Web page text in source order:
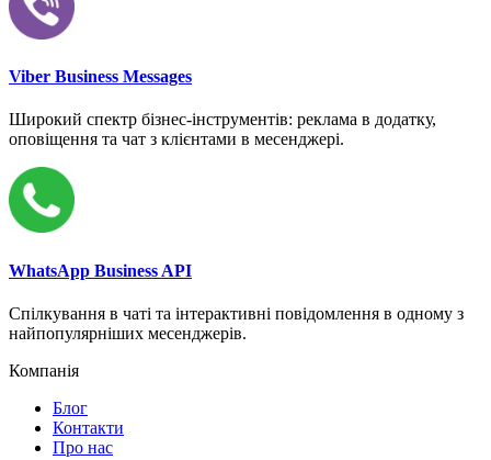
Viber Business Messages
Широкий спектр бізнес-інструментів: реклама в додатку,
оповіщення та чат з клієнтами в месенджері.
WhatsApp Business API
Спілкування в чаті та інтерактивні повідомлення в одному з
найпопулярніших месенджерів.
Компанія
Блог
Контакти
Про нас